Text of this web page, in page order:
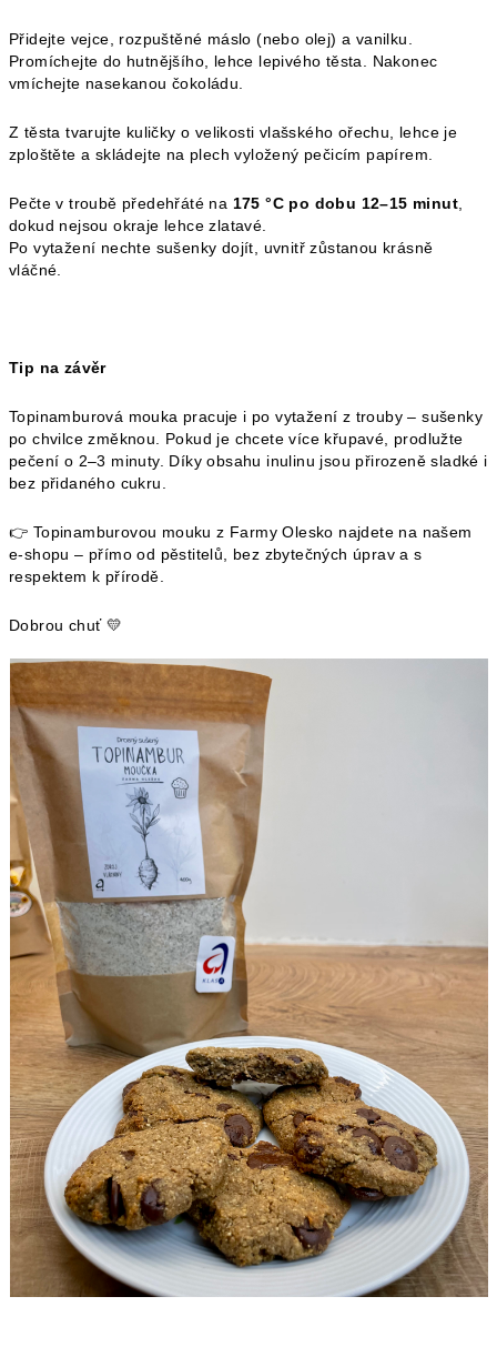
Přidejte vejce, rozpuštěné máslo (nebo olej) a vanilku.
Promíchejte do hutnějšího, lehce lepivého těsta. Nakonec
vmíchejte nasekanou čokoládu.
Z těsta tvarujte kuličky o velikosti vlašského ořechu, lehce je
zploštěte a skládejte na plech vyložený pečicím papírem.
Pečte v troubě předehřáté na 175 °C po dobu 12–15 minut
dokud nejsou okraje lehce zlatavé.
Po vytažení nechte sušenky dojít, uvnitř zůstanou krásně
vláčné.
Tip na závěr
Topinamburová mouka pracuje i po vytažení z trouby – sušenky
po chvilce změknou. Pokud je chcete více křupavé, prodlužte
pečení o 2–3 minuty. Díky obsahu inulinu jsou přirozeně sladké i
bez přidaného cukru.
👉 Topinamburovou mouku z Farmy Olesko najdete na našem
e-shopu – přímo od pěstitelů, bez zbytečných úprav a s
respektem k přírodě.
Dobrou chuť 💛